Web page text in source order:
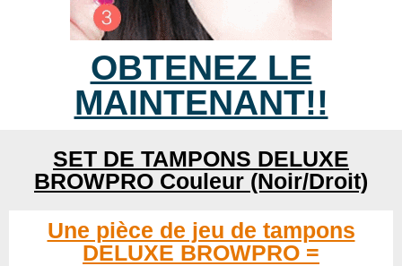
OBTENEZ LE
MAINTENANT!!
SET DE TAMPONS DELUXE
BROWPRO Couleur (Noir/Droit)
Une pièce de jeu de tampons
DELUXE BROWPRO =